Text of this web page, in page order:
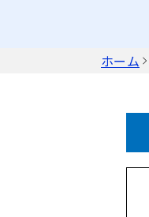
ホーム